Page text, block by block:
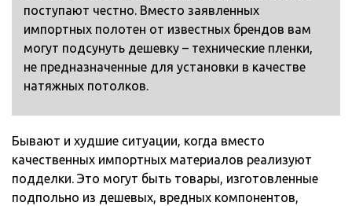
поступают честно. Вместо заявленных
импортных полотен от известных брендов вам
могут подсунуть дешевку – технические пленки,
не предназначенные для установки в качестве
натяжных потолков.
Бывают и худшие ситуации, когда вместо
качественных импортных материалов реализуют
подделки. Это могут быть товары, изготовленные
подпольно из дешевых, вредных компонентов,